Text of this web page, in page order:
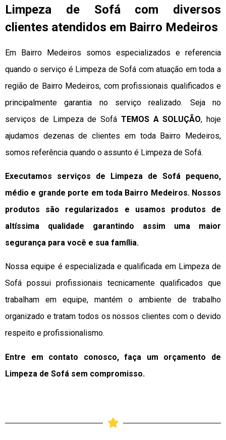
Limpeza de Sofá com diversos
clientes atendidos em Bairro Medeiros
Em Bairro Medeiros somos especializados e referencia
quando o serviço é Limpeza de Sofá com atuação em toda a
região de Bairro Medeiros, com profissionais qualificados e
principalmente garantia no serviço realizado. Seja no
serviços de Limpeza de Sofá TEMOS A SOLUÇÃO, hoje
ajudamos dezenas de clientes em toda Bairro Medeiros,
somos referência quando o assunto é Limpeza de Sofá.
Executamos serviços de Limpeza de Sofá pequeno,
médio e grande porte em toda Bairro Medeiros. Nossos
produtos são regularizados e usamos produtos de
altíssima qualidade garantindo assim uma maior
segurança para você e sua família.
Nossa equipe é especializada e qualificada em Limpeza de
Sofá possui profissionais tecnicamente qualificados que
trabalham em equipe, mantém o ambiente de trabalho
organizado e tratam todos os nossos clientes com o devido
respeito e profissionalismo.
Entre em contato conosco, faça um orçamento de
Limpeza de Sofá sem compromisso.